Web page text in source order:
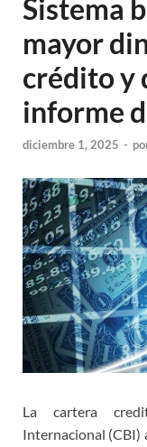
Sistema
mayor
crédito y
informe
diciembre 1, 2025 -
La cartera
Internacional (CBI)